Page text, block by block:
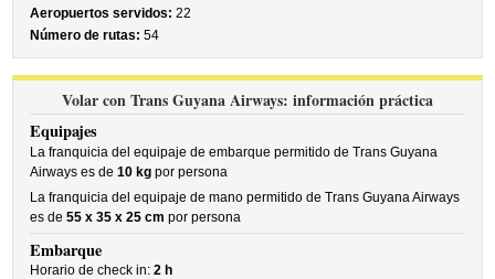
Aeropuertos servidos: 22
Número de rutas: 54
Volar con Trans Guyana Airways: información práctica
Equipajes
La franquicia del equipaje de embarque permitido de Trans Guyana
Airways es de10 kg por persona
La franquicia del equipaje de mano permitido de Trans Guyana Airways
es de55 x 35 x 25 cm por persona
Embarque
Horario de check in:2 h